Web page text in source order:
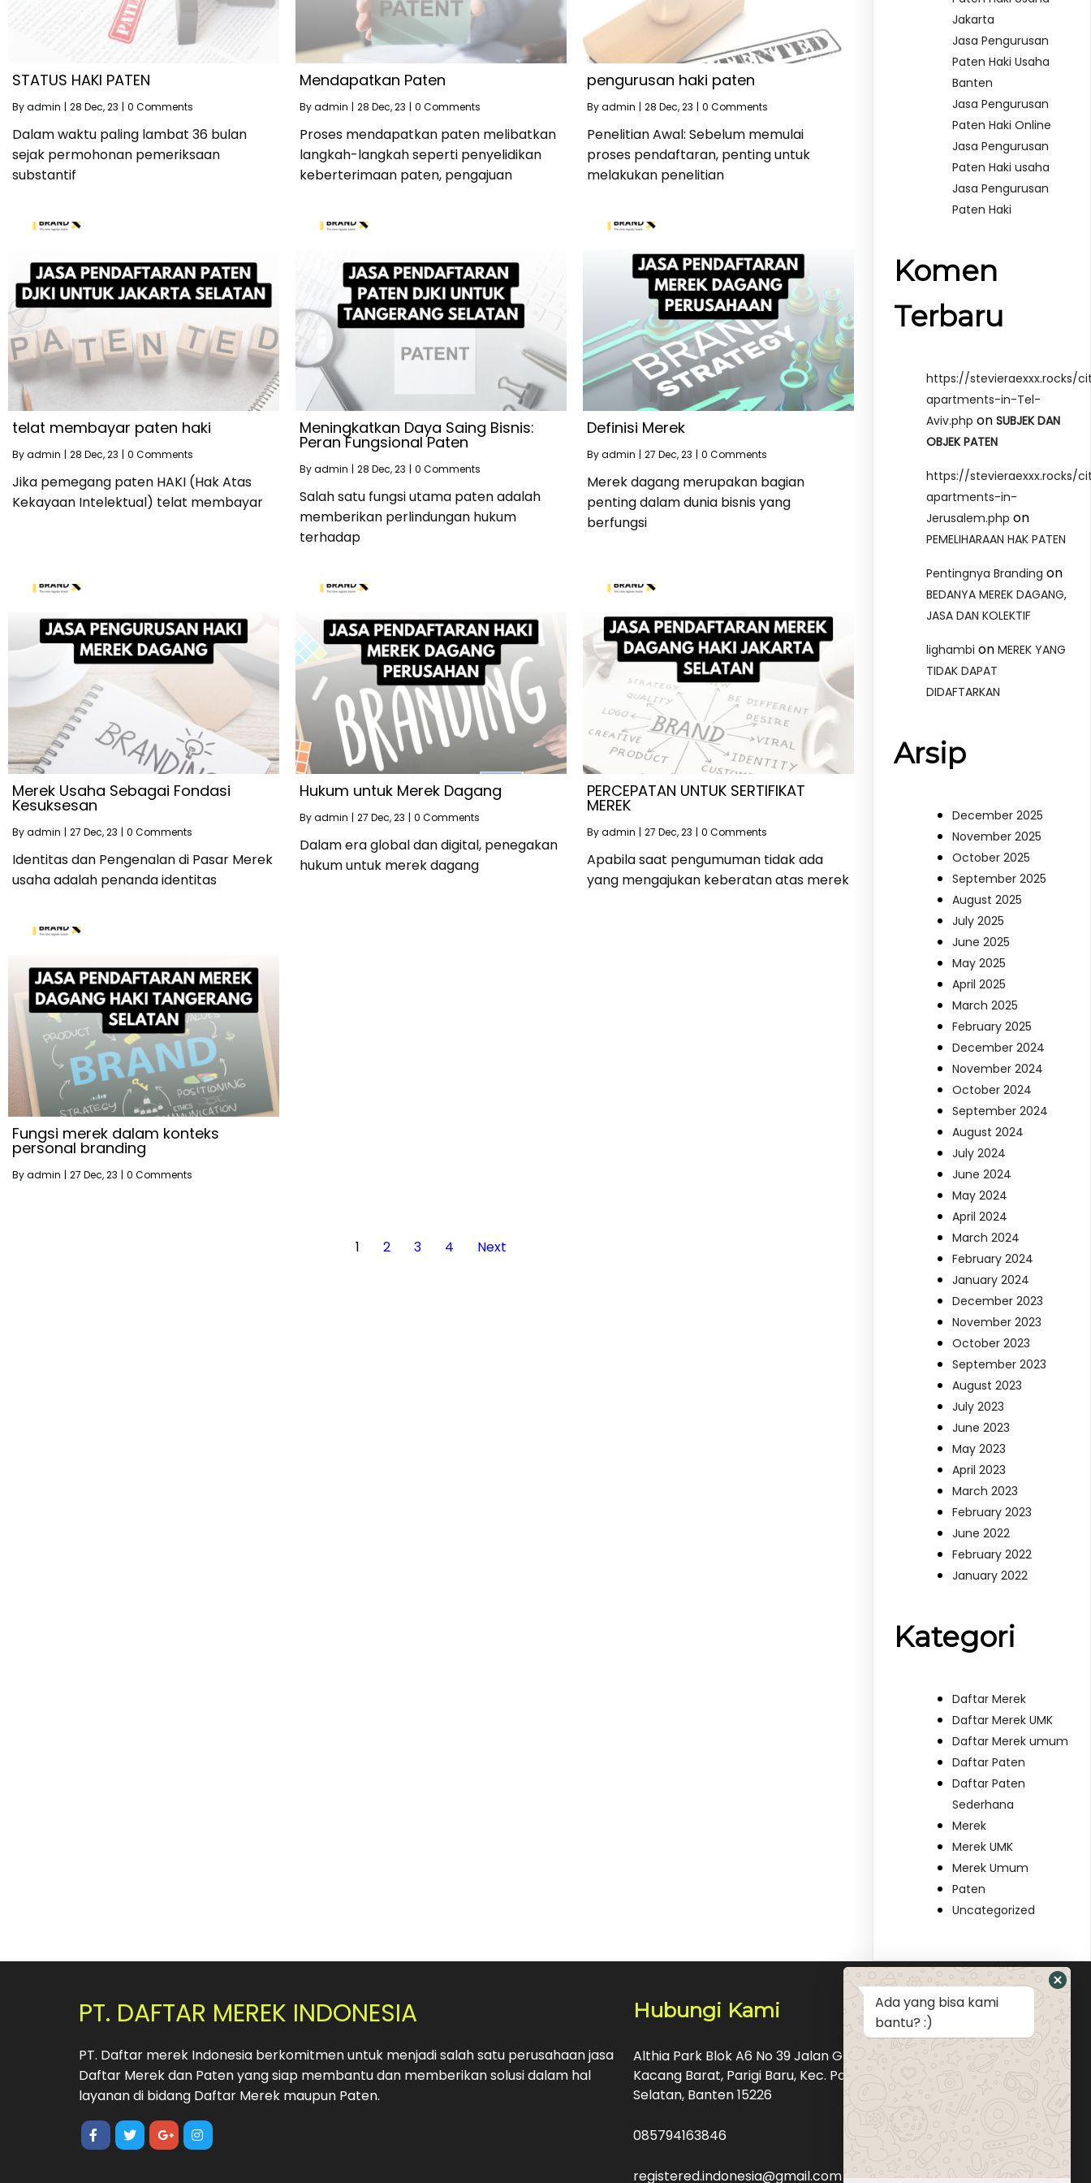
STATUS HAKI PATEN
Byadmin | 28 Dec, 23 | 0 Comments
Dalam waktu paling lambat 36 bulan
sejak permohonan pemeriksaan
substantif
Mendapatkan Paten
Byadmin | 28 Dec, 23 | 0 Comments
Proses mendapatkan paten melibatkan
langkah-langkah seperti penyelidikan
keberterimaan paten, pengajuan
pengurusan haki paten
Byadmin | 28 Dec, 23 | 0 Comments
Penelitian Awal: Sebelum memulai
proses pendaftaran, penting untuk
melakukan penelitian
telat membayar paten haki
Byadmin | 28 Dec, 23 | 0 Comments
Jika pemegang paten HAKI (Hak Atas
Kekayaan Intelektual) telat membayar
Meningkatkan Daya Saing Bisnis:
Peran Fungsional Paten
Byadmin | 28 Dec, 23 | 0 Comments
Salah satu fungsi utama paten adalah
memberikan perlindungan hukum
terhadap
Definisi Merek
Byadmin | 27 Dec, 23 | 0 Comments
Merek dagang merupakan bagian
penting dalam dunia bisnis yang
berfungsi
Merek Usaha Sebagai Fondasi
Kesuksesan
Byadmin | 27 Dec, 23 | 0 Comments
Identitas dan Pengenalan di Pasar Merek
usaha adalah penanda identitas
Hukum untuk Merek Dagang
Byadmin | 27 Dec, 23 | 0 Comments
Dalam era global dan digital, penegakan
hukum untuk merek dagang
PERCEPATAN UNTUK SERTIFIKAT
MEREK
Byadmin | 27 Dec, 23 | 0 Comments
Apabila saat pengumuman tidak ada
yang mengajukan keberatan atas merek
Fungsi merek dalam konteks
personal branding
Byadmin | 27 Dec, 23 | 0 Comments
1 2 3 4 Next
Jakarta
Jasa Pengurusan
Paten Haki Usaha
Banten
Jasa Pengurusan
Paten Haki Online
Jasa Pengurusan
Paten Haki usaha
Jasa Pengurusan
Paten Haki
Komen
Terbaru
https://stevieraexxx.rocks/
apartments-in-Tel-
Aviv.php onSUBJEK DAN
OBJEK PATEN
https://stevieraexxx.rocks/
apartments-in-
Jerusalem.php on
PEMELIHARAAN HAK PATEN
Pentingnya Branding on
BEDANYA MEREK DAGANG,
JASA DAN KOLEKTIF
lighambi onMEREK YANG
TIDAK DAPAT
DIDAFTARKAN
Arsip
December 2025
November 2025
October 2025
September 2025
August 2025
July 2025
June 2025
May 2025
April 2025
March 2025
February 2025
December 2024
November 2024
October 2024
September 2024
August 2024
July 2024
June 2024
May 2024
April 2024
March 2024
February 2024
January 2024
December 2023
November 2023
October 2023
September 2023
August 2023
July 2023
June 2023
May 2023
April 2023
March 2023
February 2023
June 2022
February 2022
January 2022
Kategori
Daftar Merek
Daftar Merek UMK
Daftar Merek umum
Daftar Paten
Daftar Paten
Sederhana
Merek
Merek UMK
Merek Umum
Paten
Uncategorized
PT. DAFTAR MEREK INDONESIA
PT. Daftar merek Indonesia berkomitmen untuk menjadi salah satu perusahaan jasa
Daftar Merek dan Paten yang siap membantu dan memberikan solusi dalam hal
layanan di bidang Daftar Merek maupun Paten.
Hubungi Kami
Althia Park Blok A6 No 39 Jalan Graha Raya Bintaro Pondok
Kacang Barat, Parigi Baru, Kec. Pd. Aren, Kota Tangerang
Selatan, Banten 15226
085794163846
registered.indonesia@gmail.com
Ada yang bisa kami
bantu? :)